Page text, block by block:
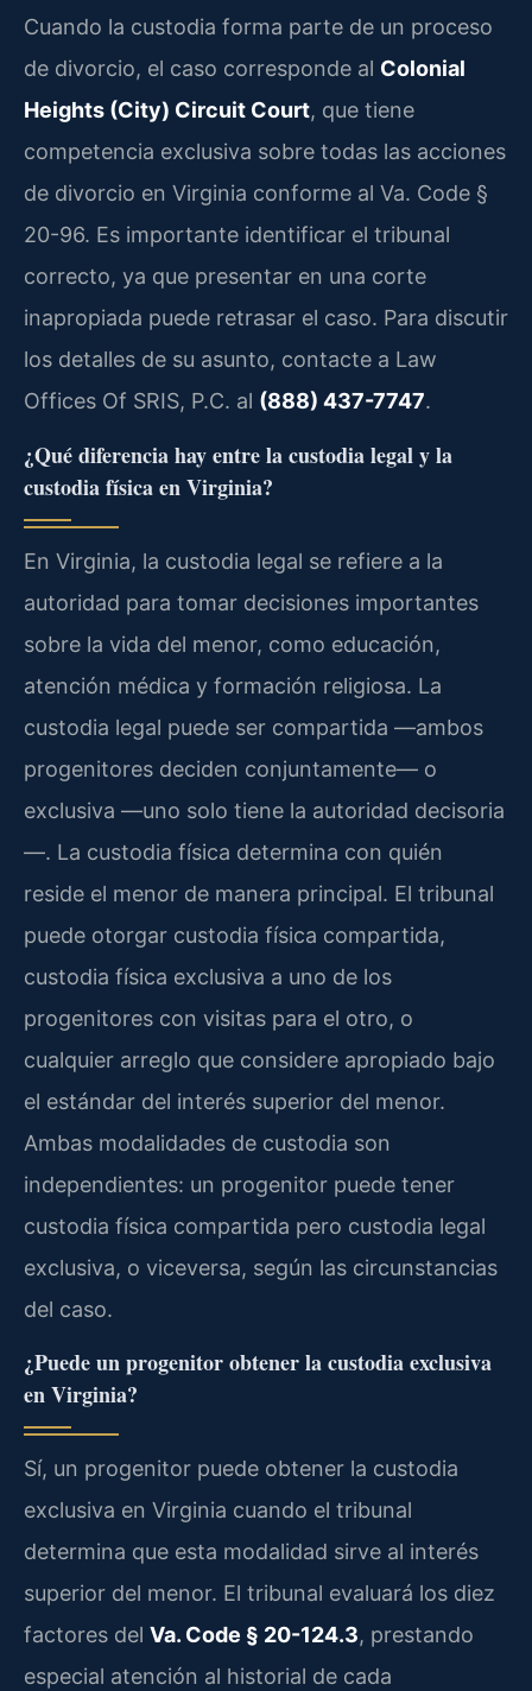
Cuando la custodia forma parte de un proceso
de divorcio, el caso corresponde al Colonial
Heights (City) Circuit Court, que tiene
competencia exclusiva sobre todas las acciones
de divorcio en Virginia conforme al Va. Code §
20-96. Es importante identificar el tribunal
correcto, ya que presentar en una corte
inapropiada puede retrasar el caso. Para discutir
los detalles de su asunto, contacte a Law
Offices Of SRIS, P.C. al (888) 437-7747.
¿Qué diferencia hay entre la custodia legal y la
custodia física en Virginia?
En Virginia, la custodia legal se refiere a la
autoridad para tomar decisiones importantes
sobre la vida del menor, como educación,
atención médica y formación religiosa. La
custodia legal puede ser compartida —ambos
progenitores deciden conjuntamente— o
exclusiva —uno solo tiene la autoridad decisoria
—. La custodia física determina con quién
reside el menor de manera principal. El tribunal
puede otorgar custodia física compartida,
custodia física exclusiva a uno de los
progenitores con visitas para el otro, o
cualquier arreglo que considere apropiado bajo
el estándar del interés superior del menor.
Ambas modalidades de custodia son
independientes: un progenitor puede tener
custodia física compartida pero custodia legal
exclusiva, o viceversa, según las circunstancias
del caso.
¿Puede un progenitor obtener la custodia exclusiva
en Virginia?
Sí, un progenitor puede obtener la custodia
exclusiva en Virginia cuando el tribunal
determina que esta modalidad sirve al interés
superior del menor. El tribunal evaluará los diez
factores del Va. Code § 20-124.3, prestando
especial atención al historial de cada